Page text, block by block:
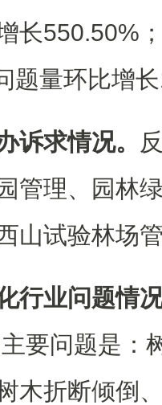
长550.50%
题量环比增
诉求情况。
管理、园林
山试验林场
行业问题情
要问题是：
木折断倾倒